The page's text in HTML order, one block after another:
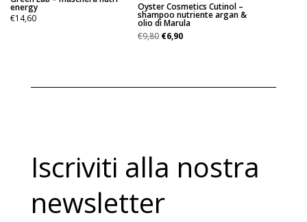
energy
€14,60
Oyster Cosmetics Cutinol –
shampoo nutriente argan &
olio di Marula
€9,80 Il
€9,80.
€6,90Il
€6,90.
Iscriviti alla nostra
newsletter